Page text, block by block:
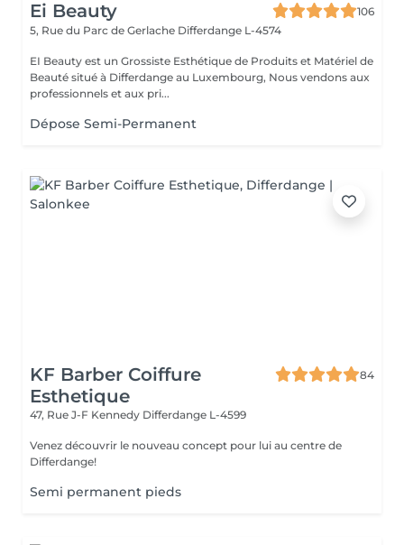
Ei Beauty
106
5, Rue du Parc de Gerlache Differdange L-4574
EI Beauty est un Grossiste Esthétique de Produits et Matériel de
Beauté situé à Differdange au Luxembourg, Nous vendons aux
professionnels et aux pri...
Dépose Semi-Permanent
KF Barber Coiffure
Esthetique
84
47, Rue J-F Kennedy Differdange L-4599
Venez découvrir le nouveau concept pour lui au centre de
Differdange!
Semi permanent pieds